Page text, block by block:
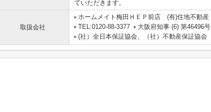
ていただきます。
取扱会社
ホームメイト梅田ＨＥＰ前店 (有)住地不動産
TEL:0120-88-3377
大阪府知事 (6) 第46496号
(社）全日本保証協会、（社）不動産保証協会